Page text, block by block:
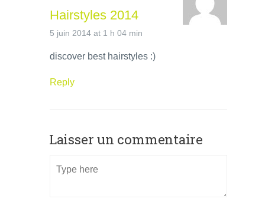
Hairstyles 2014
5 juin 2014 at 1 h 04 min
discover best hairstyles :)
Reply
Laisser un commentaire